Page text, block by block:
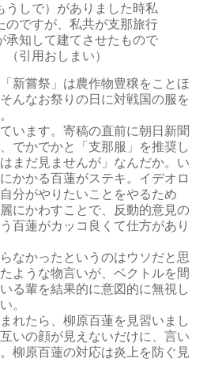
うしで）がありました時私
のですが、私共が支那旅行
承知して建てさせたもので
引用おしまい）
「新嘗祭」は農作物豊穣をことほ
んなお祭りの日に対戦国の服を
います。寄稿の直前に朝日新聞
でかでかと「支那服」を推奨し
まだ見ませんが」なんだか。い
かかる百蓮がステキ。イデオロ
分がやりたいことをやるため
にかわすことで、反動的意見の
百蓮がカッコ良くて仕方があり
なかったというのはウソだと思
ような物言いが、ベクトルを間
る輩を結果的に意図的に無視し
。
れたら、柳原百蓮を見習いまし
いの顔が見えないだけに、言い
柳原百蓮の対応は炎上を防ぐ見